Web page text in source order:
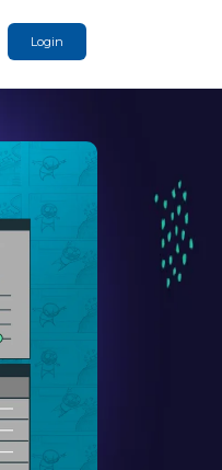
Login